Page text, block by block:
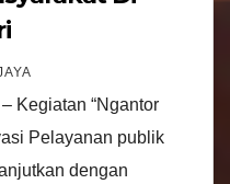
Kegiatan “Ngantor
Pelayanan publik
dengan